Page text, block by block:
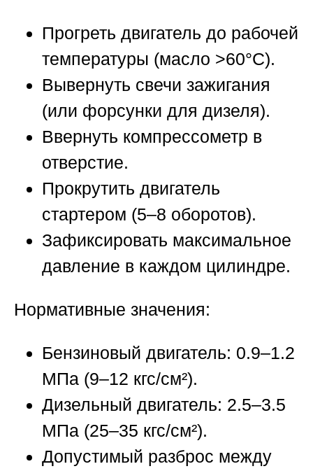
Прогреть двигатель до рабочей
температуры (масло >60°C).
Вывернуть свечи зажигания
(или форсунки для дизеля).
Ввернуть компрессометр в
отверстие.
Прокрутить двигатель
стартером (5–8 оборотов).
Зафиксировать максимальное
давление в каждом цилиндре.
Нормативные значения:
Бензиновый двигатель: 0.9–1.2
МПа (9–12 кгс/см²).
Дизельный двигатель: 2.5–3.5
МПа (25–35 кгс/см²).
Допустимый разброс между